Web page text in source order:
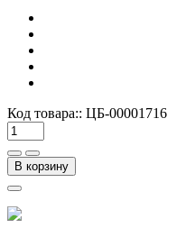
Код товара:: ЦБ-00001716
В корзину